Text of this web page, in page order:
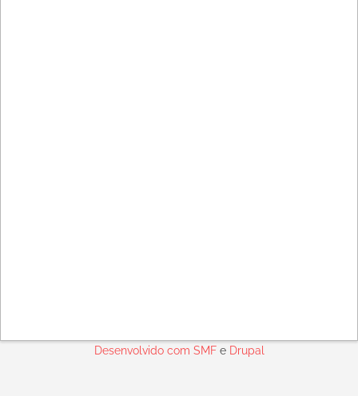
Desenvolvido com SMFe Drupal